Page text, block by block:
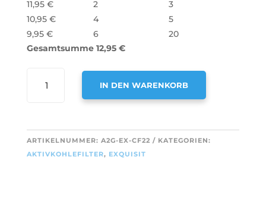
11,95 € 2
3
10,95 € 4
5
9,95 € 6
20
Gesamtsumme 12,95 €
AKTIVKOHLEFILTER
CF110
(2
STÜCK)
IN DEN WARENKORB
T
E
ARTIKELNUMMER: A2G-EX-CF22
KATEGORIEN:
AKTIVKOHLEFILTER, EXQUISIT